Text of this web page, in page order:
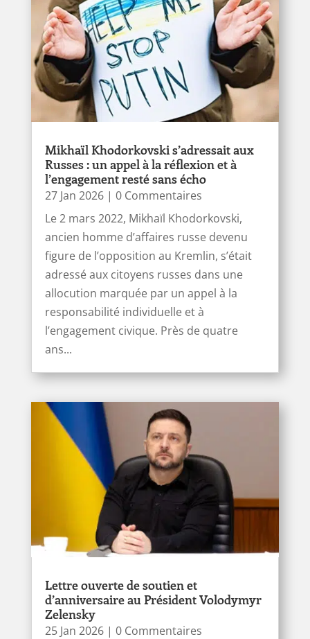
Mikhaïl Khodorkovski s’adressait aux
Russes : un appel à la réflexion et à
l’engagement resté sans écho
27 Jan 2026| 0 Commentaires
Le 2 mars 2022, Mikhaïl Khodorkovski,
ancien homme d’affaires russe devenu
figure de l’opposition au Kremlin, s’était
adressé aux citoyens russes dans une
allocution marquée par un appel à la
responsabilité individuelle et à
l’engagement civique. Près de quatre
ans...
Lettre ouverte de soutien et
d’anniversaire au Président Volodymyr
Zelensky
25 Jan 2026| 0 Commentaires